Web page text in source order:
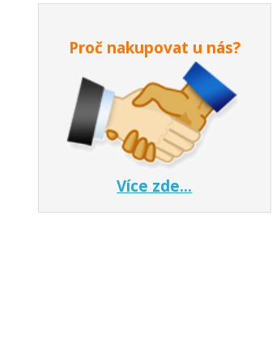
Proč nakupovat u nás?
Více zde...